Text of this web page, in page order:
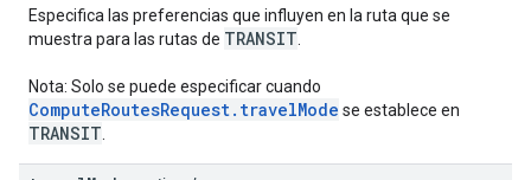
Especifica las preferencias que influyen en la ruta que se
muestra para las rutas de TRANSIT
Nota: Solo se puede especificar cuando
ComputeRoutesRequest.travelMode se establece en
TRANSIT